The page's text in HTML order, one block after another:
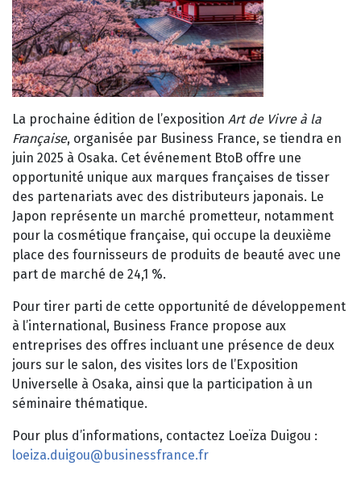
La prochaine édition de l’exposition Art de Vivre à la
Française, organisée par Business France, se tiendra en
juin 2025 à Osaka. Cet événement BtoB offre une
opportunité unique aux marques françaises de tisser
des partenariats avec des distributeurs japonais. Le
Japon représente un marché prometteur, notamment
pour la cosmétique française, qui occupe la deuxième
place des fournisseurs de produits de beauté avec une
part de marché de 24,1 %.
Pour tirer parti de cette opportunité de développement
à l’international, Business France propose aux
entreprises des offres incluant une présence de deux
jours sur le salon, des visites lors de l’Exposition
Universelle à Osaka, ainsi que la participation à un
séminaire thématique.
Pour plus d’informations, contactez Loeïza Duigou :
loeiza.duigou@businessfrance.fr